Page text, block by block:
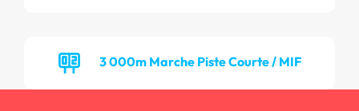
3 000m Marche Piste Courte / MIF